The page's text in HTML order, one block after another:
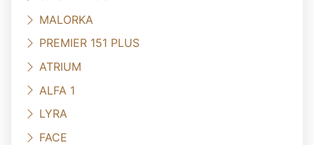
MALORKA
PREMIER 151 PLUS
ATRIUM
ALFA 1
LYRA
FACE